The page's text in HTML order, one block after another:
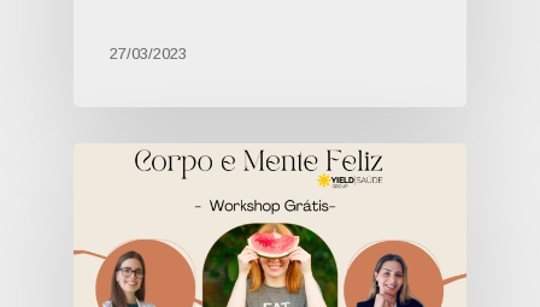
27/03/2023